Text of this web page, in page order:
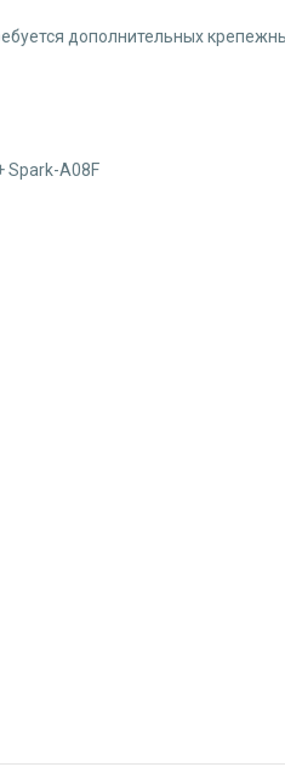
дополнительных
Spark-A08F